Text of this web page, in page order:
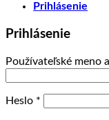
Prihlásenie
Prihlásenie
Používateľské meno
Heslo *